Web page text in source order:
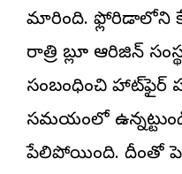
మారింది. ఫ్లోరిడాలోని
రాత్రి బ్లూ ఆరిజిన్‌
సంబంధించి హాట్‌ఫైర్‌
సమయంలో
పేలిపోయింది. దీంతో